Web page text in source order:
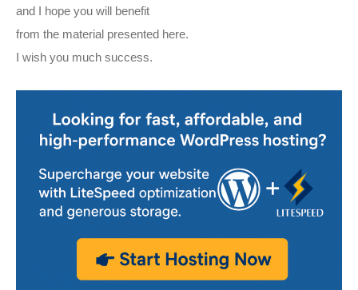
and I hope you will benefit
from the material presented here.
I wish you much success.